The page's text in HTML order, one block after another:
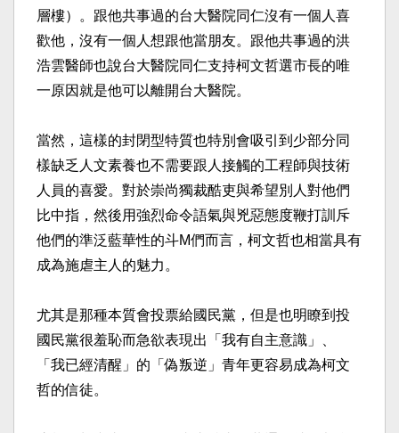
層樓）。跟他共事過的台大醫院同仁沒有一個人喜
歡他，沒有一個人想跟他當朋友。跟他共事過的洪
浩雲醫師也說台大醫院同仁支持柯文哲選市長的唯
一原因就是他可以離開台大醫院。​
當然，這樣的封閉型特質也特別會吸引到少部分同
樣缺乏人文素養也不需要跟人接觸的工程師與技術
人員的喜愛。對於崇尚獨裁酷吏與希望別人對他們
比中指，然後用強烈命令語氣與兇惡態度鞭打訓斥
他們的準泛藍華性的斗M們而言，柯文哲也相當具有
成為施虐主人的魅力。​
尤其是那種本質會投票給國民黨，但是也明瞭到投
國民黨很羞恥而急欲表現出「我有自主意識」、
「我已經清醒」的「偽叛逆」青年更容易成為柯文
哲的信徒。​